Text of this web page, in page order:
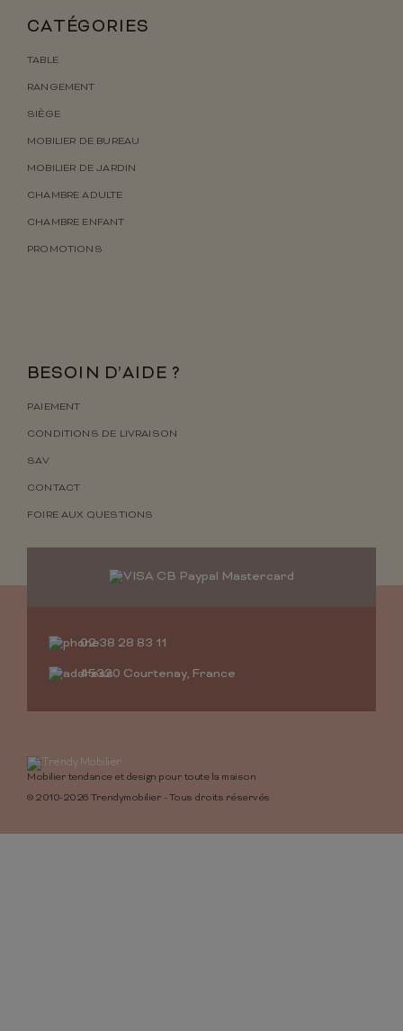
CATÉGORIES
TABLE
RANGEMENT
SIÈGE
MOBILIER DE BUREAU
MOBILIER DE JARDIN
CHAMBRE ADULTE
CHAMBRE ENFANT
PROMOTIONS
BESOIN D’AIDE ?
PAIEMENT
CONDITIONS DE LIVRAISON
SAV
CONTACT
FOIRE AUX QUESTIONS
02 38 28 83 11
45320 Courtenay, France
Mobilier tendance et design pour toute la maison
© 2010-2026 Trendymobilier - Tous droits réservés